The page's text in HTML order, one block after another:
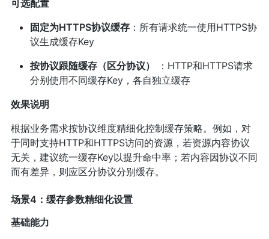
可选配置
固定为HTTPS协议缓存：所有请求统一使用HTTPS协
议生成缓存Key
按协议跟随缓存（区分协议）
：HTTP和HTTPS请求
分别使用不同缓存Key，各自独立缓存
效果说明
根据业务需求按协议维度精细化控制缓存策略。例如，对
于同时支持HTTP和HTTPS访问的资源，若资源内容协议
无关，建议统一缓存Key以提升命中率；若内容因协议不同
而有差异，则应区分协议分别缓存。
场景4：缓存参数精细化设置
基础能力